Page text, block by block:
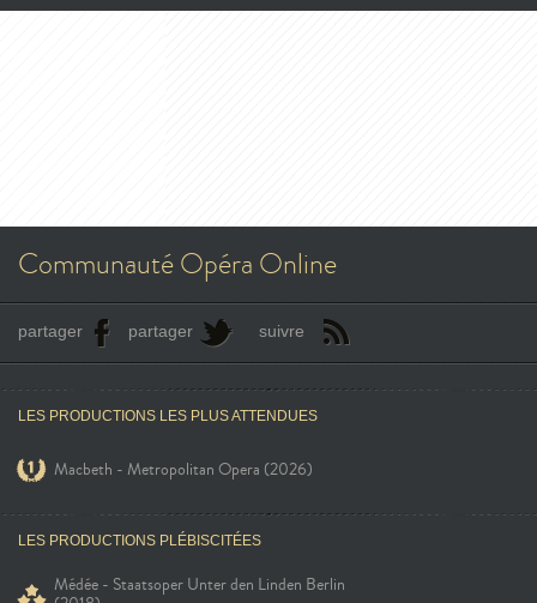
Communauté Opéra Online
partager partager suivre
LES PRODUCTIONS LES PLUS ATTENDUES
Macbeth - Metropolitan Opera (2026)
LES PRODUCTIONS PLÉBISCITÉES
Médée - Staatsoper Unter den Linden Berlin